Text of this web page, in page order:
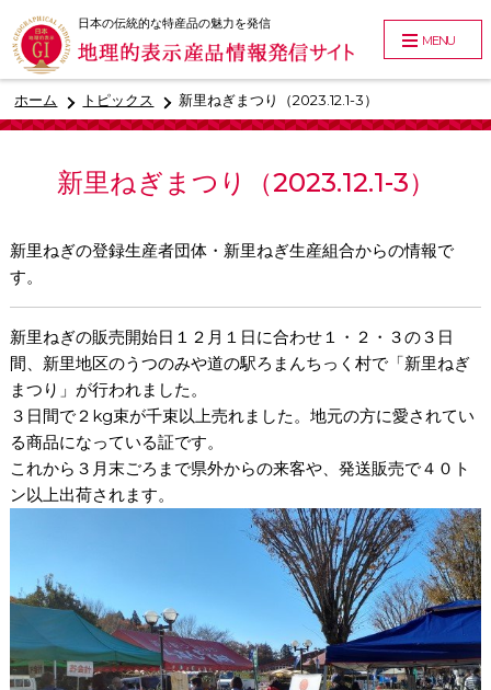
ホーム トピックス 新里ねぎまつり（2023.12.1-3）
新里ねぎまつり（2023.12.1-3）
新里ねぎの登録生産者団体・新里ねぎ生産組合からの情報で
す。
新里ねぎの販売開始日１２月１日に合わせ１・２・３の３日
間、新里地区のうつのみや道の駅ろまんちっく村で「新里ねぎ
まつり」が行われました。
３日間で２kg束が千束以上売れました。地元の方に愛されてい
る商品になっている証です。
これから３月末ごろまで県外からの来客や、発送販売で４０ト
ン以上出荷されます。
日本の伝統的な特産品の魅力を発信
MENU